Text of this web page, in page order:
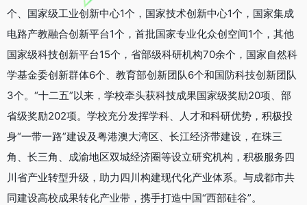
个、国家级工业创新中心1个，国家技术创新中心1个，国家集成
电路产教融合创新平台1个，首批国家专业化众创空间1个，其他
国家级科技创新平台15个，省部级科研机构70余个，国家自然科
学基金委创新群体6个、教育部创新团队6个和国防科技创新团队
3个。“十二五”以来，学校牵头获科技成果国家级奖励20项、部
省级奖励202项。学校充分发挥学科、人才和科研优势，积极投
身“一带一路”建设及粤港澳大湾区、长江经济带建设，在珠三
角、长三角、成渝地区双城经济圈等设立研究机构，积极服务四
川省产业转型升级，助力四川构建现代化产业体系。与成都市共
同建设高校成果转化产业带，携手打造中国“西部硅谷”。